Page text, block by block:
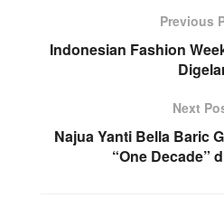
Previous
Indonesian Fashion
Next
Najua Yanti Bella Baric
“One Decade”